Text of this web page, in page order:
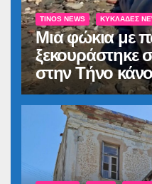
TINOS NEWS ΚΥΚΛΆΔΕΣ
Μια φώκια με
ξεκουράστηκε
στην Τήνο